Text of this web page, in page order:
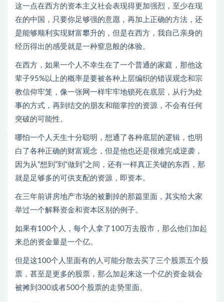
这一点在西方的资本主义社会表现得更加强烈，至少在现
在的中国，只要你足够强的意愿，再加上正确的方法，还
是能够顺利实现财富攀升的，但是在西方，我自己亲身的
经历得出的感受就是一种窒息般的体验。
在西方，如果一个人不幸生在了一个普通的家庭，那他这
辈子95%以上的概率是要被各种上层编织的错误观念和宗
教信仰牢笼，像一张网一样牢牢地锁死在底层，从行为处
事的方式，再到结交的朋友和能掌控的资源，不会有任何
突破的可能性。
哪怕一个人天生十分聪明，想通了各种底层的逻辑，也明
白了各种正确的财富观念，但是他也还是很难完成逆袭，
因为从“想到”到“做到”之间，还有一样真正关键的东西，那
就是足够多的可供支配的资源，即资本。
在三年前讲房地产市场的被删掉的那篇里面，其实给大家
举过一个解释资金和资本区别的例子。
如果有100个人，每个人拿了100万去股市，那么他们加起
来总的资金量是一个亿。
但是这100个人里面有的人可能分散去买了三个股票五个股
票，甚至是更多的股票，那么加起来这一个亿的资金就会
被摊到300或者500个股票的走势里面。